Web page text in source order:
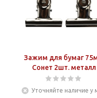
Зажим для бумаг
Сонет 2шт. металл
Уточняйте наличие у